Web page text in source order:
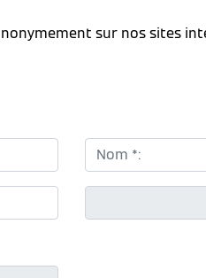
sur nos sites
Nom *: